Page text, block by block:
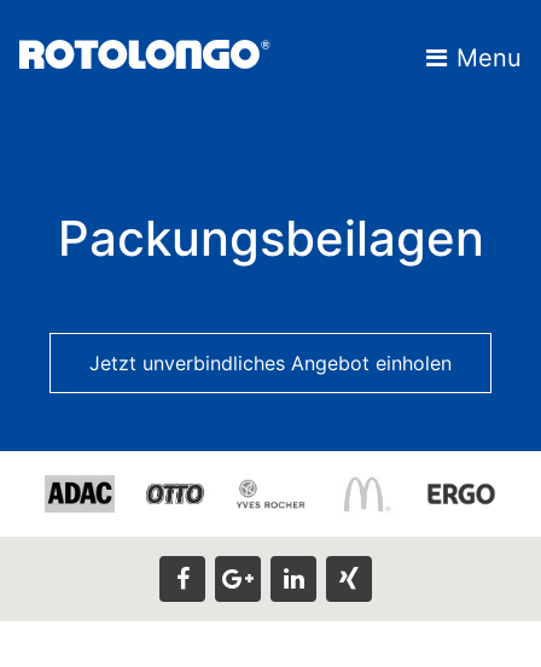
content
Menu
Packungsbeilagen
Jetzt unverbindliches Angebot einholen